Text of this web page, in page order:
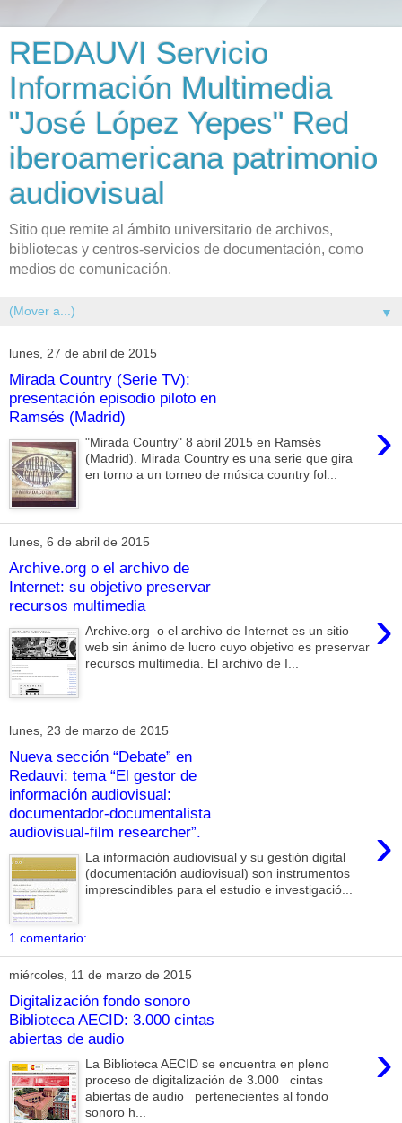
REDAUVI Servicio
Información Multimedia
"José López Yepes" Red
iberoamericana patrimonio
audiovisual
Sitio que remite al ámbito universitario de archivos,
bibliotecas y centros-servicios de documentación, como
medios de comunicación.
▼
lunes, 27 de abril de 2015
Mirada Country (Serie TV):
presentación episodio piloto en
Ramsés (Madrid)
›
"Mirada Country" 8 abril 2015 en Ramsés
(Madrid). Mirada Country es una serie que gira
en torno a un torneo de música country fol...
lunes, 6 de abril de 2015
Archive.org o el archivo de
Internet: su objetivo preservar
recursos multimedia
›
Archive.org o el archivo de Internet es un sitio
web sin ánimo de lucro cuyo objetivo es preservar
recursos multimedia. El archivo de I...
lunes, 23 de marzo de 2015
Nueva sección “Debate” en
Redauvi: tema “El gestor de
información audiovisual:
documentador-documentalista
audiovisual-film researcher”.
›
La información audiovisual y su gestión digital
(documentación audiovisual) son instrumentos
imprescindibles para el estudio e investigació...
1 comentario:
miércoles, 11 de marzo de 2015
Digitalización fondo sonoro
Biblioteca AECID: 3.000 cintas
abiertas de audio
›
La Biblioteca AECID se encuentra en pleno
proceso de digitalización de 3.000 cintas
abiertas de audio pertenecientes al fondo
sonoro h...